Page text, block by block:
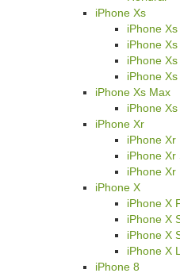
iPhone Xs
iPhone
iPhone
iPhone
iPhone
iPhone Xs Max
iPhone
iPhone Xr
iPhone Xr
iPhone Xr
iPhone
iPhone X
iPhone X
iPhone X
iPhone X
iPhone X
iPhone 8